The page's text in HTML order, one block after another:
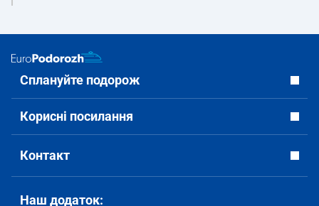
Сплануйте подорож
Корисні посилання
Контакт
Наш додаток: